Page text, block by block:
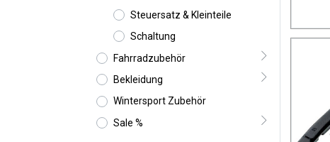
Steuersatz & Kleinteile
Schaltung
Fahrradzubehör
Bekleidung
Wintersport Zubehör
Sale %